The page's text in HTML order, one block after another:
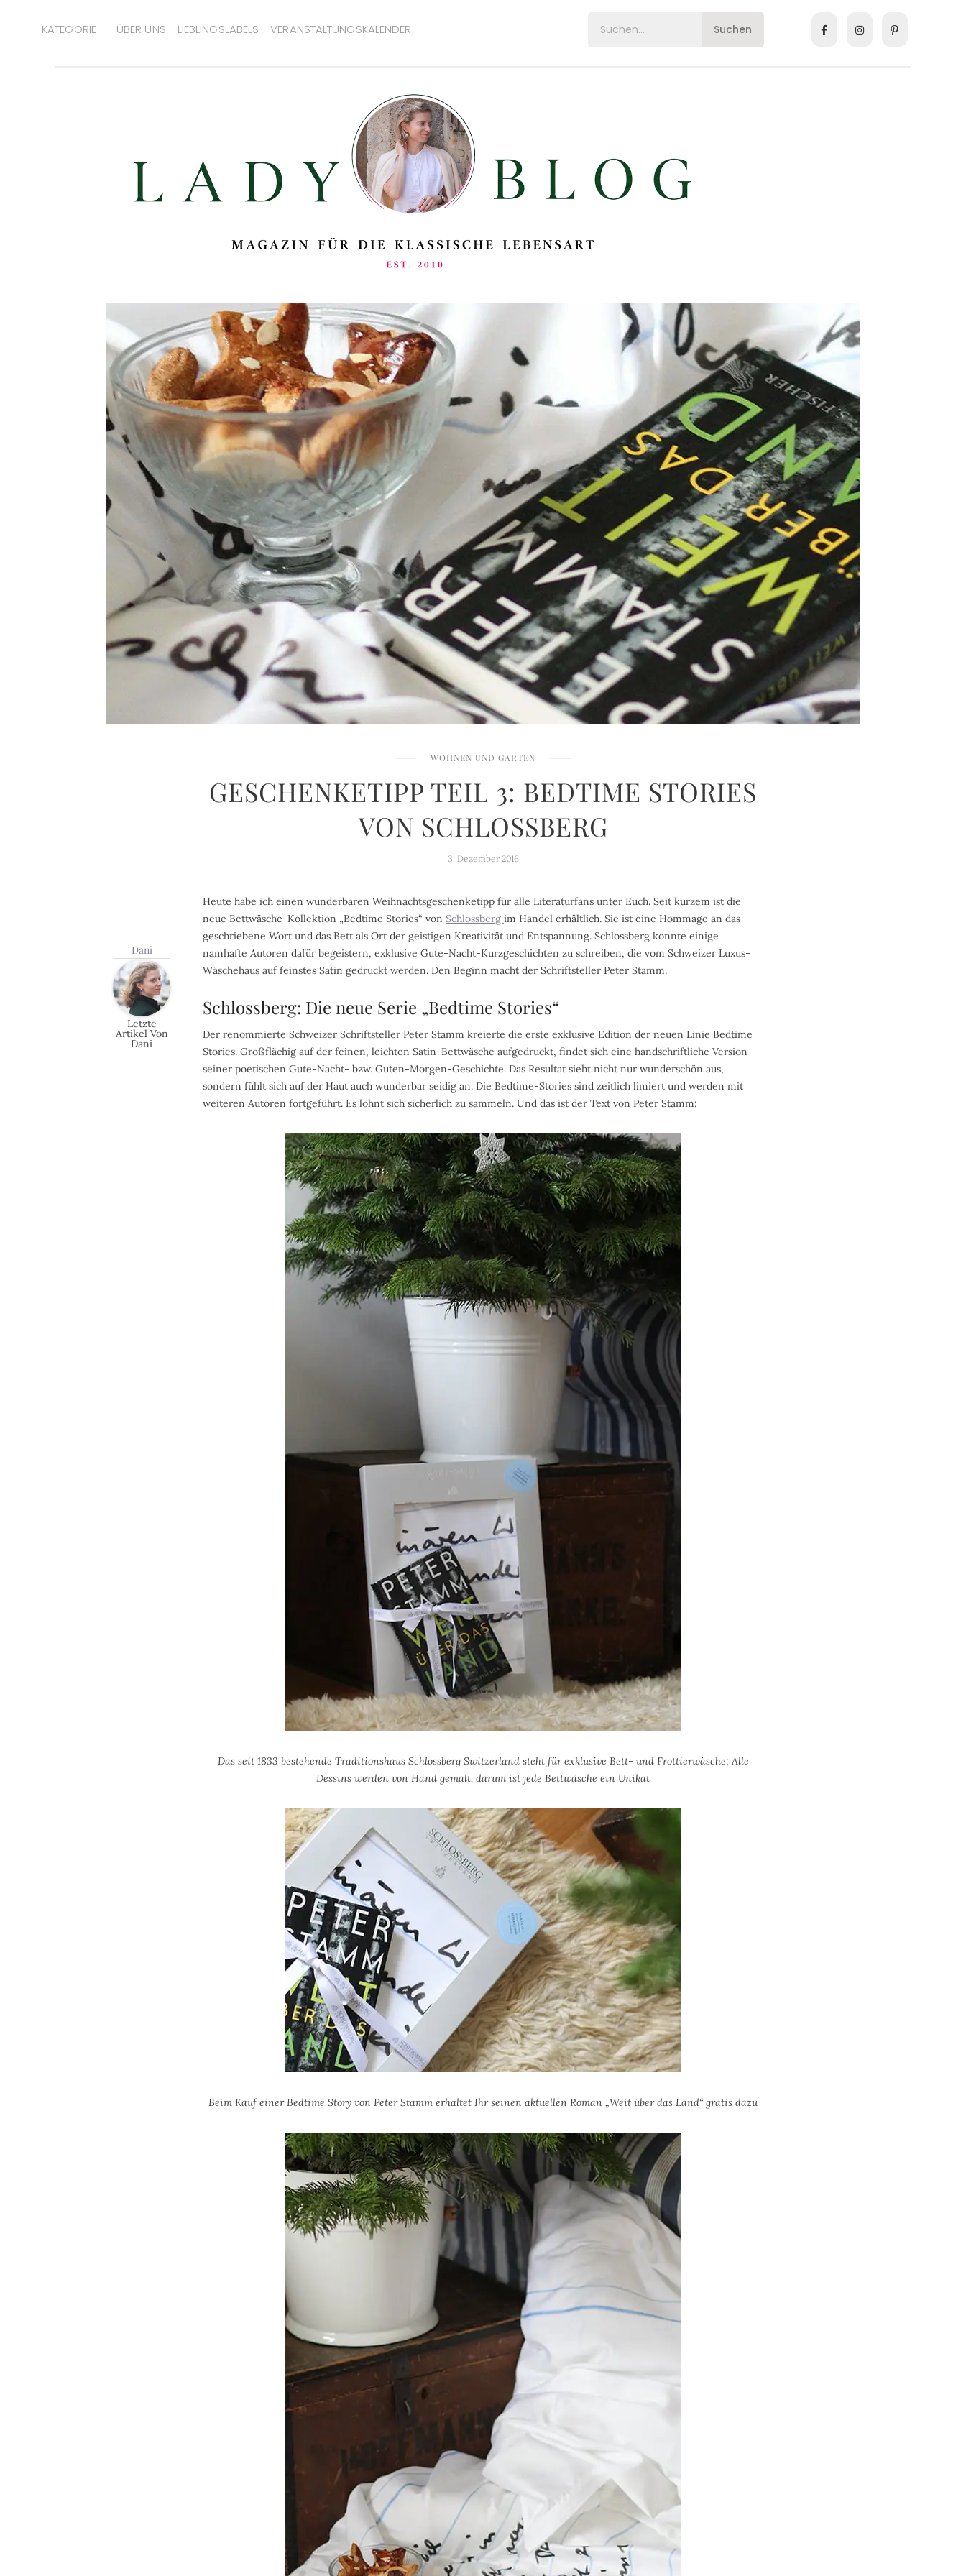
KATEGORIE ÜBER UNS LIEBLINGSLABELS VERANSTALTUNGSKALENDER Suchen
WOHNEN UND GARTEN
GESCHENKETIPP TEIL 3: BEDTIME STORIES
VON SCHLOSSBERG
3. Dezember 2016
Dani
Letzte
Artikel Von
Dani
Heute habe ich einen wunderbaren Weihnachtsgeschenketipp für alle Literaturfans unter Euch. Seit kurzem ist die
neue Bettwäsche-Kollektion „Bedtime Stories“ von Schlossberg im Handel erhältlich. Sie ist eine Hommage an das
geschriebene Wort und das Bett als Ort der geistigen Kreativität und Entspannung. Schlossberg konnte einige
namhafte Autoren dafür begeistern, exklusive Gute-Nacht-Kurzgeschichten zu schreiben, die vom Schweizer Luxus-
Wäschehaus auf feinstes Satin gedruckt werden. Den Beginn macht der Schriftsteller Peter Stamm.
Schlossberg: Die neue Serie „Bedtime Stories“
Der renommierte Schweizer Schriftsteller Peter Stamm kreierte die erste exklusive Edition der neuen Linie Bedtime
Stories. Großflächig auf der feinen, leichten Satin-Bettwäsche aufgedruckt, findet sich eine handschriftliche Version
seiner poetischen Gute-Nacht- bzw. Guten-Morgen-Geschichte. Das Resultat sieht nicht nur wunderschön aus,
sondern fühlt sich auf der Haut auch wunderbar seidig an. Die Bedtime-Stories sind zeitlich limiert und werden mit
weiteren Autoren fortgeführt. Es lohnt sich sicherlich zu sammeln. Und das ist der Text von Peter Stamm:
Das seit 1833 bestehende Traditionshaus Schlossberg Switzerland steht für exklusive Bett- und Frottierwäsche; Alle
Dessins werden von Hand gemalt, darum ist jede Bettwäsche ein Unikat
Beim Kauf einer Bedtime Story von Peter Stamm erhaltet Ihr seinen aktuellen Roman „Weit über das Land“ gratis dazu